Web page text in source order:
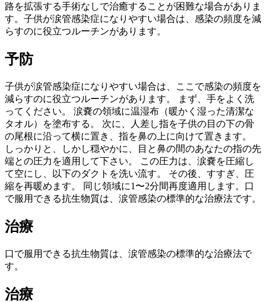
路を拡張する手術なしで治癒することが困難な場合がありま
す。子供が涙管感染症になりやすい場合は、感染の頻度を減
らすのに役立つルーチンがあります。
予防
子供が涙管感染症になりやすい場合は、ここで感染の頻度を
減らすのに役立つルーチンがあります。 まず、手をよく洗
ってください。 涙嚢の領域に温湿布（暖かく湿った清潔な
タオル）を塗布する。 次に、人差し指を子供の目の下の骨
の尾根に沿って横に置き、指を鼻の上に向けて置きます。
しっかりと、しかし穏やかに、目と鼻の間のあなたの指の先
端との圧力を適用して下さい。 この圧力は、涙嚢を圧縮し
て空にし、以下のダクトを洗い流す。 その後、すすぎ、圧
縮を再暖めます。 同じ領域に1〜2分間再度適用します。口
で服用できる抗生物質は、涙管感染の標準的な治療法です。
治療
口で服用できる抗生物質は、涙管感染の標準的な治療法で
す。
治療